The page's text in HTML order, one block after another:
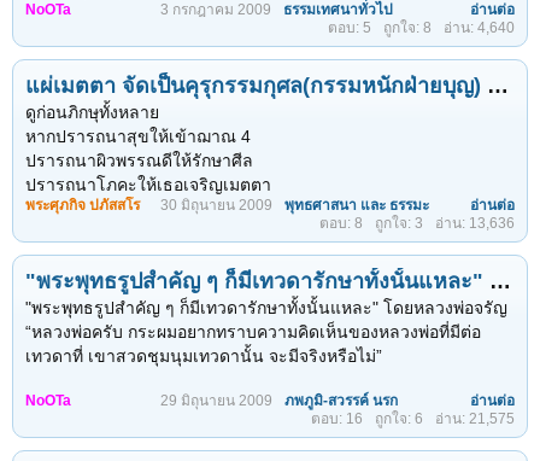
1. สักกายทิฏฐิ
3. สีลัพพตปรามาส
พระสกิทาคามี ก็มีเท่ากัน สำหรับปัญญาในด้านสักกายทิฏฐิ เห็นไม่ลึก
ยังเห็นตื้น ๆ นั่นก็คือว่ามีความรู้สึกอยู่อย่างเดียวว่า การเกิดเป็นทุกข์
การทรงชีวิตอยู่นี่มันเป็นทุกข์ และในที่สุดชีวิตของเราก็จะต้องตาย
ท่านที่เป็นพระโสดาบัน ท่านไม่ลืมความตาย แต่ไม่ใช่ว่านึกถึงความ
ตายทุกลมหายใจเข้าออกอย่างที่พระพุทธเจ้าทรงตรัสถามพระอานนท์
ว่าอานันทะ ดูก่อนอานนท์ เธอนึกถึงความตายวันละกี่ครั้ง
พระอานนท์ก็ตอบว่า วันละประมาณ 7 ครั้ง พระพุทธเจ้าข้า
พระพุทธเจ้าตรัสว่า
ยังห่างมากอานนท์ ตถาคตนึกถึงความตายทุกลมหายใจเข้าออก...
นามเดิม ประยุทธ์ อารยางกูร เกิดเมื่อวันพฤหัสบดีที่ ๑๒ มกราคม
๒๔๘๑ ณ ตลาดศรีประจันต์ อ.ศรีประจันต์ จ.สุพรรณบุรี บรรพชา
เป็นสามเณรเมื่ออายุ ๑๒ ปี ที่วัดบ้านกร่าง อ.ศรีประจันต์ และ
อุปสมบทในพระบรมราชานุเคราะห์(นาคหลวง) ณ วัดพระ
ศรีรัตนศาสดาราม เมื่อวันที่ ๒๔ ก.ค. ๒๕๐๔ สำเร็จการศึกษาชั้น
น.ธ.เอก ป.ธ.๙ (ขณะเป็นสามเณร) และพุทธศาสตร์บัณฑิต
(เกียรตินิยมอันดับ ๑)
ปัจจุบันเป็นเจ้าอาวาสวัดญาณเวศกวัน ต.บางกระทึก อ.สามพราน
ผลงานอันเลื่องชื่อที่ท่านมอบไว้เป็นมรดกแก่ชาวโลกคือ หนังสือ
"พุทธธรรม" และงานนิพนธ์อันทรงคุณค่าอีกไม่ต่ำกว่า ๓๕๐ เล่ม
พ.ศ. ๒๕๓๗ องค์การยูเนสโกได้น้อมถวายรางวัล การศึกษาเพื่อ
สันติภาพ แก่พระธรรมปิฎก (ป.อ. ปยุตฺโต) ซึ่งท่านเป็นคนไทยคนแรก
NoOTa 3 กรกฎาคม 2009 ธรรมเทศนาทั่วไป
อ่านต่อ
อ่าน: 4,640
ถูกใจ: 8
ตอบ: 5
แผ่เมตตา จัดเป็นคุรุกรรมกุศล(กรรมหนักฝ่ายบุญ) หมั่นกระทำย่อมส่งผลเร็วให้ผลก่อน
ดูก่อนภิกษุทั้งหลาย
หากปรารถนาสุขให้เข้าฌาณ 4
ปรารถนาผิวพรรณดีให้รักษาศีล
ปรารถนาโภคะให้เธอเจริญเมตตา
๑. ให้ทานกับสัตว์เดียรฉาน ๑๐๐ ครั้ง เท่ากับให้ทานกับมนุษย์ชั้นเลว
๒. ให้ทานแก่มนุษย์ชั้นเลว ๑๐๐ ครั้ง เท่ากับให้ทานแก่มนุษย์ที่รักษา
ศีลห้า ๑ ข้อ ๑ คน
๓. ให้ทานแก่มนุษย์มีศีล ๑ ข้อ ๑๐๐ คน เท่ากับให้ทานกับมนุษย์ที่
รักษาศีลห้า ๒ ข้อ ๑ คน
๔. ให้ทานกับมนุษย์มีศีลห้า ๒ ข้อ ๑๐๐ คน เท่ากับให้ทานกับมนุษย์
๕. ให้ทานกับมนุษย์ที่มีศีลห้า ๓ ข้อ ๑๐๐ คน เท่ากับให้ทานกับมนุษย์ที่
๖. ให้ทานกับมนุษย์ที่มีศีลห้า ๔ ข้อ ๑๐๐ คน เท่ากับให้ทานกับมนุษย์ที่
พระศุภกิจ ปภัสสโร 30 มิถุนายน 2009 พุทธศาสนา และ ธรรมะ
อ่านต่อ
อ่าน: 13,636
ถูกใจ: 3
ตอบ: 8
"พระพุทธรูปสำคัญ ๆ ก็มีเทวดารักษาทั้งนั้นแหละ" โดยหลวงพ่อจรัญ
"พระพุทธรูปสำคัญ ๆ ก็มีเทวดารักษาทั้งนั้นแหละ" โดยหลวงพ่อจรัญ
“หลวงพ่อครับ กระผมอยากทราบความคิดเห็นของหลวงพ่อที่มีต่อ
เทวดาที่ เขาสวดชุมนุมเทวดานั้น จะมีจริงหรือไม่”
หลวงพ่อจรัญท่านตอบในทันทีว่า “อาตมาเชื่อ ทำไมจึงเชื่อ อาตมาจะ
NoOTa 29 มิถุนายน 2009 ภพภูมิ-สวรรค์ นรก
อ่านต่อ
อ่าน: 21,575
ถูกใจ: 6
ตอบ: 16